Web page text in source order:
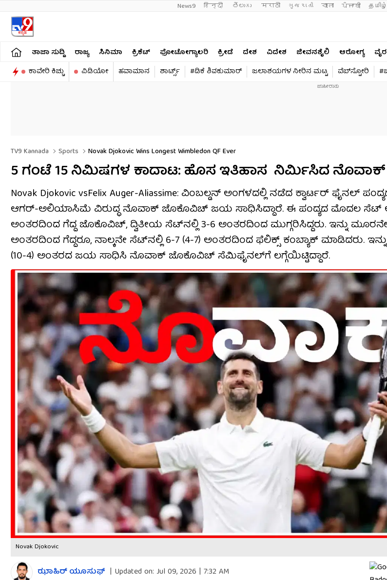
News9 हिन्दी తెలుగు मराठी ગુજરાતી বাংলা ਪੰਜਾਬੀ தமிழ்
ತಾಜಾ ಸುದ್ದಿ ರಾಜ್ಯ ಸಿನಿಮಾ ಕ್ರಿಕೆಟ್​ ಫೋಟೋಗ್ಯಾಲರಿ ಕ್ರೀಡೆ ದೇಶ ವಿದೇಶ ಜೀವನಶೈಲಿ ಆರೋಗ್ಯ
ಕಾವೇರಿ ಕಿಚ್ಚು
ವಿಡಿಯೋ ಹವಾಮಾನ ಶಾರ್ಟ್ಸ್​ #ಡಿಕೆ ಶಿವಕುಮಾರ್​ ಜಲಾಶಯಗಳ ನೀರಿನ ಮಟ್ಟ ವೆಬ್​ಸ್ಟೋರಿ
TV9 Kannada Sports Novak Djokovic Wins Longest Wimbledon QF Ever
5 ಗಂಟೆ 15 ನಿಮಿಷಗಳ ಕಾದಾಟ: ಹೊಸ ಇತಿಹಾಸ ನಿರ್ಮಿಸಿದ
Novak Djokovic vsFelix Auger-Aliassime: ವಿಂಬಲ್ಡನ್​ ಅಂಗಳದಲ್ಲಿ ನಡೆದ ಕ್ವಾರ್ಟರ್ ಫೈನಲ್​
ಆಗರ್-ಅಲಿಯಾಸಿಮೆ ವಿರುದ್ಧ ನೊವಾಕ್ ಜೊಕೊವಿಚ್ ಜಯ ಸಾಧಿಸಿದ್ದಾರೆ. ಈ ಪಂದ್ಯದ ಮೊದಲ ಸೆಟ್​
ಅಂತರದಿಂದ ಗೆದ್ದ ಜೊಕೊವಿಚ್, ದ್ವಿತೀಯ ಸೆಟ್​​ನಲ್ಲಿ 3-6 ಅಂತರದಿಂದ ಮುಗ್ಗರಿಸಿದ್ದರು. ಇನ್ನು
ಅಂತರದಿಂದ ಗೆದ್ದರೂ, ನಾಲ್ಕನೇ ಸೆಟ್​​ನಲ್ಲಿ 6-7 (4-7) ಅಂತರದಿಂದ ಫೆಲಿಕ್ಸ್ ಕಂಬ್ಯಾಕ್ ಮಾಡಿದರು.
(10-4) ಅಂತರದ ಜಯ ಸಾಧಿಸಿ ನೊವಾಕ್ ಜೊಕೊವಿಚ್ ಸೆಮಿಫೈನಲ್​​ಗೆ ಲಗ್ಗೆಯಿಟ್ಟಿದ್ದಾರೆ.
Novak Djokovic
ಝಾಹಿರ್ ಯೂಸುಫ್ | Updated on: Jul 09, 2026 | 7:32 AM